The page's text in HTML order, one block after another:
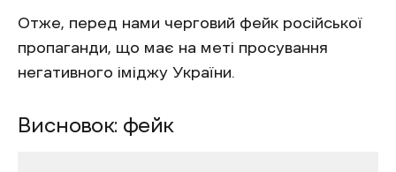
Отже, перед нами черговий фейк російської
пропаганди, що має на меті просування
негативного іміджу України.
Висновок: фейк